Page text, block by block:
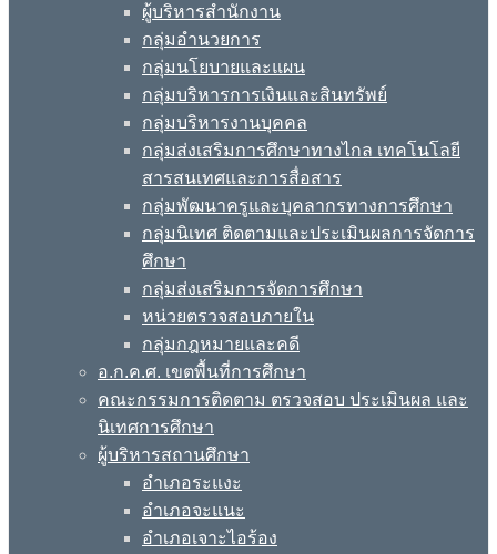
ผู้บริหารสำนักงาน
กลุ่มอำนวยการ
กลุ่มนโยบายและแผน
กลุ่มบริหารการเงินและสินทรัพย์
กลุ่มบริหารงานบุคคล
กลุ่มส่งเสริมการศึกษาทางไกล เทคโนโลยี
สารสนเทศและการสื่อสาร
กลุ่มพัฒนาครูและบุคลากรทางการศึกษา
กลุ่มนิเทศ ติดตามและประเมินผลการจัดการ
ศึกษา
กลุ่มส่งเสริมการจัดการศึกษา
หน่วยตรวจสอบภายใน
กลุ่มกฎหมายและคดี
อ.ก.ค.ศ. เขตพื้นที่การศึกษา
คณะกรรมการติดตาม ตรวจสอบ ประเมินผล และ
นิเทศการศึกษา
ผู้บริหารสถานศึกษา
อำเภอระแงะ
อำเภอจะแนะ
อำเภอเจาะไอร้อง